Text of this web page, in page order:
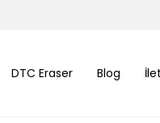
DTC Eraser Blog